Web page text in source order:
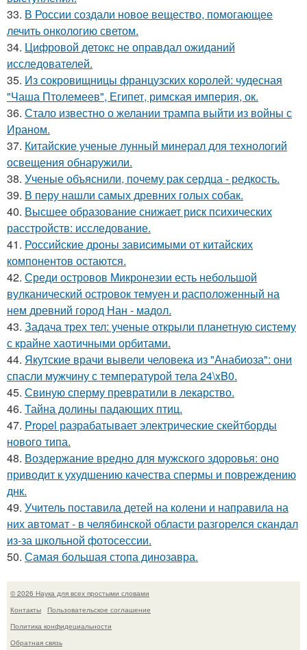
33. В России создали новое вещество, помогающее
лечить онкологию светом.
34. Цифровой детокс не оправдал ожиданий
исследователей.
35. Из сокровищницы французских королей: чудесная
"Чаша Птолемеев", Египет, римская империя, ок.
36. Стало известно о желании трампа выйти из войны с
Ираном.
37. Китайские ученые лунный минерал для технологий
освещения обнаружили.
38. Ученые объяснили, почему рак сердца - редкость.
39. В перу нашли самых древних голых собак.
40. Высшее образование снижает риск психических
расстройств: исследование.
41. Российские дроны зависимыми от китайских
компонентов остаются.
42. Среди островов Микронезии есть небольшой
вулканический островок темуен и расположенный на
нем древний город Нан - мадол.
43. Задача трех тел: ученые открыли планетную систему
с крайне хаотичными орбитами.
44. Якутские врачи вывели человека из "Анабиоза": они
спасли мужчину с температурой тела 24\xB0.
45. Свиную сперму превратили в лекарство.
46. Тайна долины падающих птиц.
47. Propel разрабатывает электрические скейтборды
нового типа.
48. Воздержание вредно для мужского здоровья: оно
приводит к ухудшению качества спермы и повреждению
днк.
49. Учитель поставила детей на колени и направила на
них автомат - в челябинской области разгорелся скандал
из-за школьной фотосессии.
50. Самая большая стопа динозавра.
© 2026 Наука для всех простыми словами
Контакты
Пользовательское соглашение
Политика конфидециальности
Обратная связь